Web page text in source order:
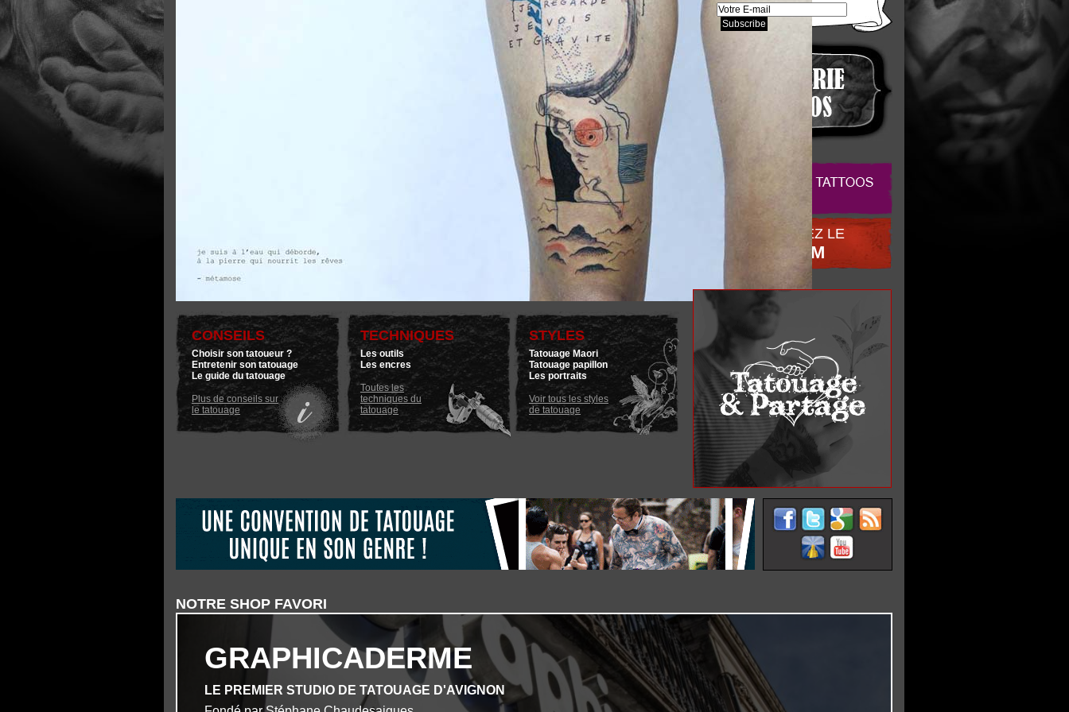
CONSEILS
Choisir son tatoueur ?
Entretenir son tatouage
Le guide du tatouage
Plus de conseils sur
le tatouage
TECHNIQUES
Les outils
Les encres
Toutes les
techniques du
tatouage
STYLES
Tatouage Maori
Tatouage papillon
Les portraits
Voir tous les styles
de tatouage
REJOIGNEZ LE
FORUM
NOTRE SHOP FAVORI
GRAPHICADERME
LE PREMIER STUDIO DE TATOUAGE D'AVIGNON